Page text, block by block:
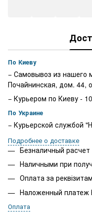
По Киеву
− Самовывоз из нашего
Почайнинская, дом. 44,
− Курьером по Киеву -
По Украине
− Курьерской службой
Подробнее о доставке
Безналичный
Наличными при
Оплата за
Наложенный платеж
Оплата